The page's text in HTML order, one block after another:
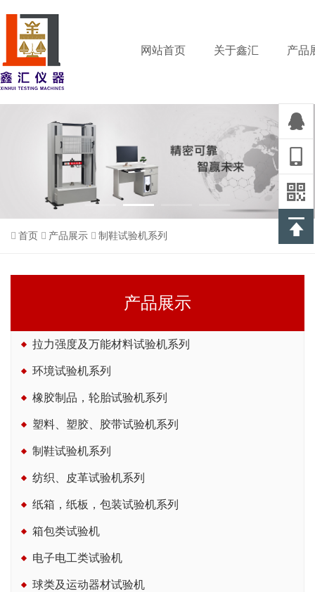
网站首页 关于鑫汇 产品
首页 产品展示 制鞋试验机系列
产品展示
拉力强度及万能材料试验机系列
环境试验机系列
橡胶制品，轮胎试验机系列
塑料、塑胶、胶带试验机系列
制鞋试验机系列
纺织、皮革试验机系列
纸箱，纸板，包装试验机系列
箱包类试验机
电子电工类试验机
球类及运动器材试验机